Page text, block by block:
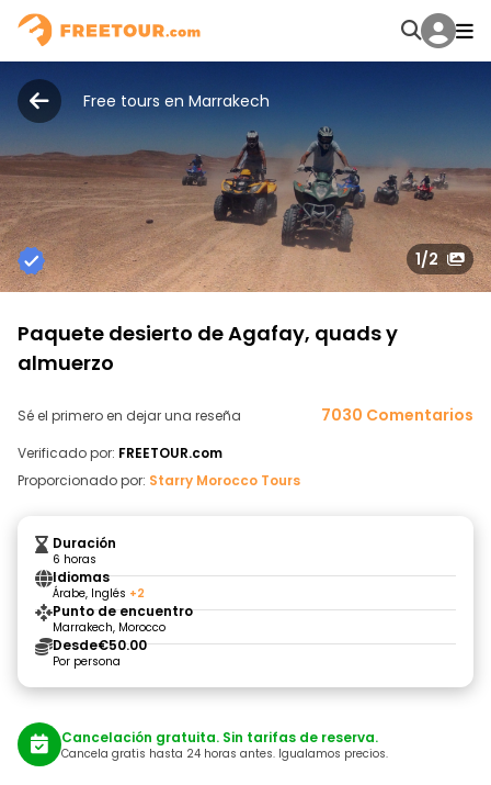
Free tours en Marrakech
1/2
Paquete desierto de Agafay, quads y
almuerzo
Sé el primero en dejar una reseña 7030 Comentarios
Verificado por: FREETOUR.com
Proporcionado por: Starry Morocco Tours
Duración
6 horas
Idiomas
Árabe, Inglés +2
Punto de encuentro
Marrakech, Morocco
Desde€50.00
Por persona
Cancelación gratuita. Sin tarifas de reserva.
Cancela gratis hasta 24 horas antes. Igualamos precios.